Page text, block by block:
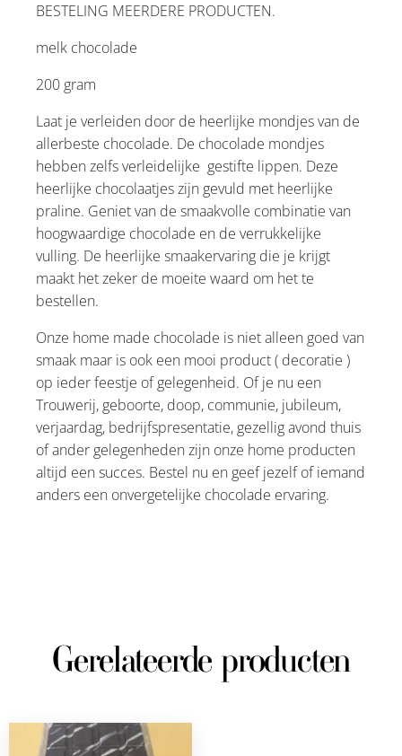
BESTELING MEERDERE PRODUCTEN.
melk chocolade
200 gram
Laat je verleiden door de heerlijke mondjes van de
allerbeste chocolade. De chocolade mondjes
hebben zelfs verleidelijke gestifte lippen. Deze
heerlijke chocolaatjes zijn gevuld met heerlijke
praline. Geniet van de smaakvolle combinatie van
hoogwaardige chocolade en de verrukkelijke
vulling. De heerlijke smaakervaring die je krijgt
maakt het zeker de moeite waard om het te
bestellen.
Onze home made chocolade is niet alleen goed van
smaak maar is ook een mooi product ( decoratie )
op ieder feestje of gelegenheid. Of je nu een
Trouwerij, geboorte, doop, communie, jubileum,
verjaardag, bedrijfspresentatie, gezellig avond thuis
of ander gelegenheden zijn onze home producten
altijd een succes. Bestel nu en geef jezelf of iemand
anders een onvergetelijke chocolade ervaring.
Gerelateerde producten